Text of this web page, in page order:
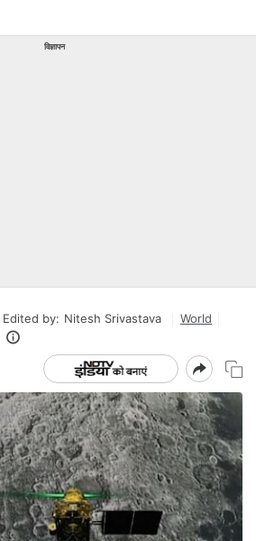
विज्ञापन
Edited by: Nitesh Srivastava
World